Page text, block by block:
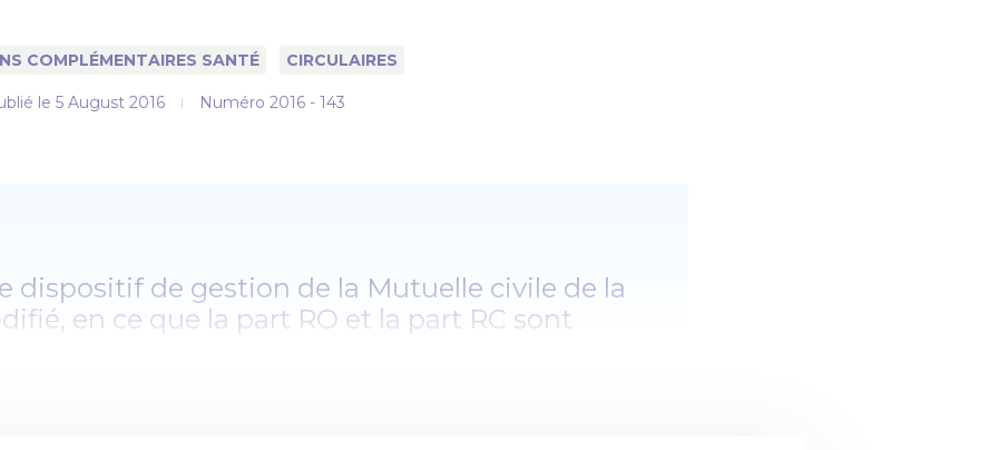
COMPLÉMENTAIRES SANTÉ CIRCULAIRES
le 5 August 2016 Numéro 2016 - 143
dispositif de gestion de la Mutuelle civile de la
en ce que la part RO et la part RC sont